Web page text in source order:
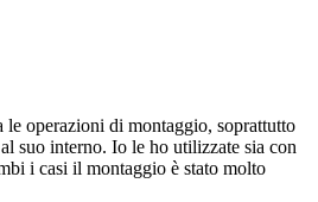
le operazioni di montaggio, soprattutto
suo interno. Io le ho utilizzate sia con
i casi il montaggio è stato molto